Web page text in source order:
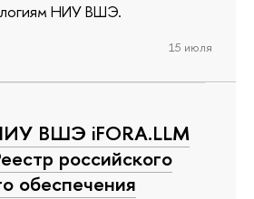
НИУ ВШЭ.
15 июля
ВШЭ iFORA.LLM
российского
обеспечения